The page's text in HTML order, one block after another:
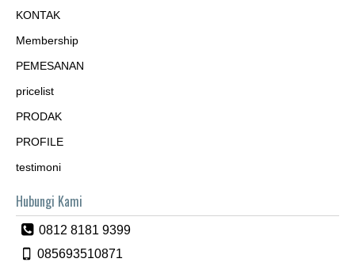
KONTAK
Membership
PEMESANAN
pricelist
PRODAK
PROFILE
testimoni
Hubungi Kami
0812 8181 9399
085693510871